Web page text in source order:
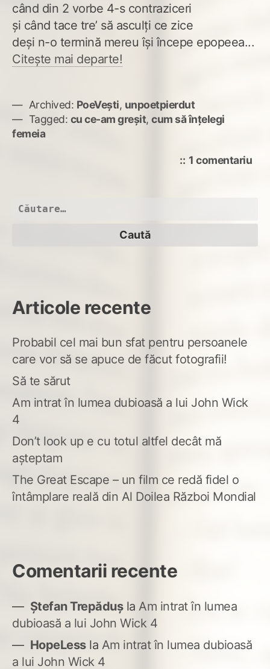
când din 2 vorbe 4-s contraziceri
și când tace tre’ să asculți ce zice
deși n-o termină mereu își începe epopeea...
Citește mai departe!
Archived: PoeVești, unpoetpierdut
Tagged: cu ce-am greșit, cum să înțelegi
femeia
1 comentariula
Caută
Articole recente
Probabil cel mai bun sfat pentru persoanele
care vor să se apuce de făcut fotografii!
Să te sărut
Am intrat în lumea dubioasă a lui John Wick
4
Don’t look up e cu totul altfel decât mă
așteptam
The Great Escape – un film ce redă fidel o
întâmplare reală din Al Doilea Război Mondial
Comentarii recente
Ștefan Trepădușla Am intrat în lumea
dubioasă a lui John Wick 4
HopeLessla Am intrat în lumea dubioasă
a lui John Wick 4